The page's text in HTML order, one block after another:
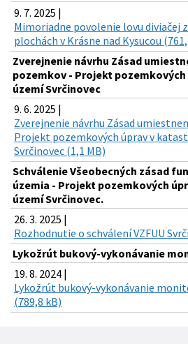
9. 7. 2025 |
Mimoriadne povolenie lovu diviačej
plochách v Krásne nad Kysucou
Zverejnenie návrhu Zásad
pozemkov - Projekt
území Svrčinovec
9. 6. 2025 |
Zverejnenie návrhu Zásad
Projekt pozemkových úprav v
Svrčinovec (1,1 MB)
Schválenie Všeobecných zásad
územia - Projekt pozemkových
území Svrčinovec.
26. 3. 2025 |
Rozhodnutie o schválení VZFUU
Lykožrút bukový-vykonávanie
19. 8. 2024 |
Lykožrút bukový-vykonávanie
(789,8 kB)